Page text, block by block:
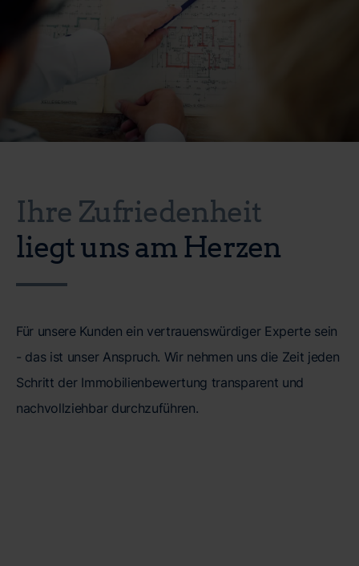
Ihre Zufriedenheit
liegt uns am Herzen
Für unsere Kunden ein vertrauenswürdiger Experte sein
- das ist unser Anspruch. Wir nehmen uns die Zeit jeden
Schritt der Immobilienbewertung transparent und
nachvollziehbar durchzuführen.